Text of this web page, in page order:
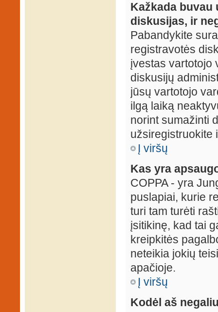
Kažkada buvau
diskusijas, ir
Pabandykite
registravotės
įvestas vartotojo
diskusijų
jūsų vartotojo
ilgą laiką
norint sumažinti
užsiregistruokite
Į viršų
Kas yra
COPPA - yra
puslapiai, kurie
turi tam turėti
įsitikinę, kad tai
kreipkitės
neteikia jokių
apačioje.
Į viršų
Kodėl aš